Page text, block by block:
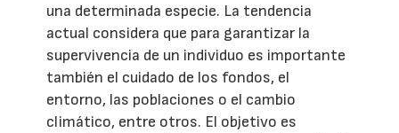
una determinada especie. La tendencia
actual considera que para garantizar la
supervivencia de un individuo es importante
también el cuidado de los fondos, el
entorno, las poblaciones o el cambio
climático, entre otros. El objetivo es